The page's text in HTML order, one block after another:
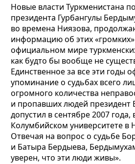
Новые власти Туркменистана
президента Гурбангулы
во времена Ниязова,
информацию об этих
официальном мире
как будто бы вообще не
Единственное за все эти годы
упоминание о судьбах всего
огромного количества
и пропавших людей президент
допустил в сентябре 2007 года,
Колумбийском университете в
Отвечая на вопрос о судьбе
и Батыра Бердыева,
уверен, что эти люди живы».